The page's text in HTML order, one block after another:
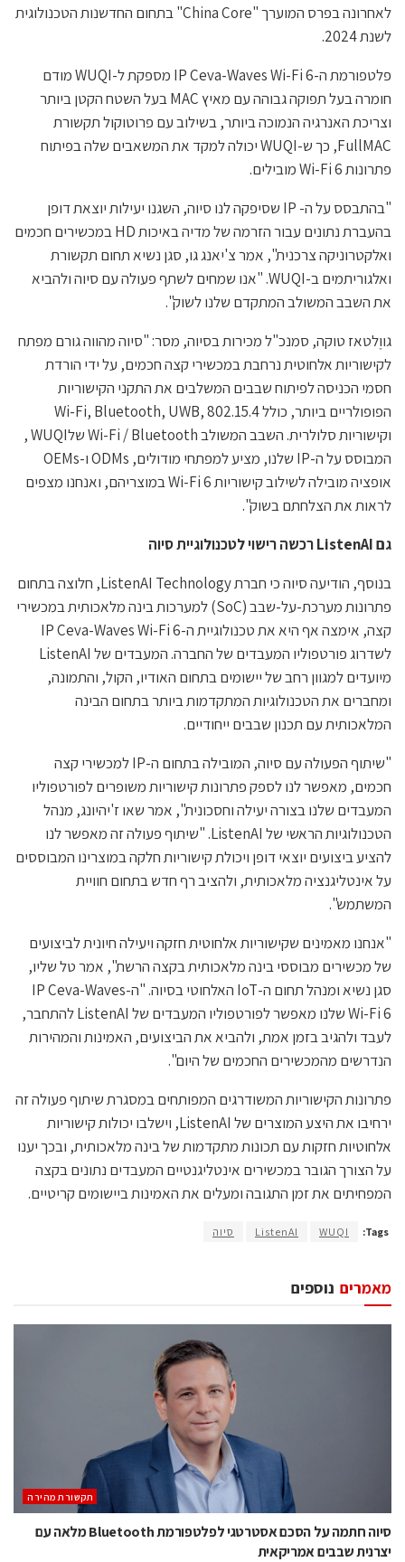
לאחרונה בפרס המוערך "China Core" בתחום החדשנות הטכנולוגית
לשנת 2024.
פלטפורמת ה-IP Ceva-Waves Wi-Fi 6 מספקת ל-WUQI מודם
חומרה בעל תפוקה גבוהה עם מאיץ MAC בעל השטח הקטן ביותר
וצריכת האנרגיה הנמוכה ביותר, בשילוב עם פרוטוקול תקשורת
FullMAC, כך ש-WUQI יכולה למקד את המשאבים שלה בפיתוח
פתרונות Wi-Fi 6 מובילים.
"בהתבסס על ה- IP שסיפקה לנו סיוה, השגנו יעילות יוצאת דופן
בהעברת נתונים עבור הזרמה של מדיה באיכות HD במכשירים חכמים
ואלקטרוניקה צרכנית", אמר צ'יאנג גו, סגן נשיא תחום תקשורת
ואלגוריתמים ב-WUQI. "אנו שמחים לשתף פעולה עם סיוה ולהביא
את השבב המשולב המתקדם שלנו לשוק".
גווֶלטאז טוקה, סמנכ"ל מכירות בסיוה, מסר: "סיוה מהווה גורם מפתח
לקישוריות אלחוטית נרחבת במכשירי קצה חכמים, על ידי הורדת
חסמי הכניסה לפיתוח שבבים המשלבים את התקני הקישוריות
הפופולריים ביותר, כולל Wi-Fi, Bluetooth, UWB, 802.15.4
וקישוריות סלולרית. השבב המשולב Wi-Fi / Bluetooth שלWUQI ,
המבוסס על ה-IP שלנו, מציע למפתחי מודולים, ODMs ו-OEMs
אופציה מובילה לשילוב קישוריות Wi-Fi 6 במוצריהם, ואנחנו מצפים
לראות את הצלחתם בשוק".
גםListenAIרכשה רישוי לטכנולוגיית סיוה
בנוסף, הודיעה סיוה כי חברת ListenAI Technology, חלוצה בתחום
פתרונות מערכת-על-שבב (SoC) למערכות בינה מלאכותית במכשירי
קצה, אימצה אף היא את טכנולוגיית ה-IP Ceva-Waves Wi-Fi 6
לשדרוג פורטפוליו המעבדים של החברה. המעבדים של ListenAI
מיועדים למגוון רחב של יישומים בתחום האודיו, הקול, והתמונה,
ומחברים את הטכנולוגיות המתקדמות ביותר בתחום הבינה
המלאכותית עם תכנון שבבים ייחודיים.
"שיתוף הפעולה עם סיוה, המובילה בתחום ה-IP למכשירי קצה
חכמים, מאפשר לנו לספק פתרונות קישוריות משופרים לפורטפוליו
המעבדים שלנו בצורה יעילה וחסכונית", אמר שאו ז'יהיונג, מנהל
הטכנולוגיות הראשי של ListenAI. "שיתוף פעולה זה מאפשר לנו
להציע ביצועים יוצאי דופן ויכולת קישוריות חלקה במוצרינו המבוססים
על אינטליגנציה מלאכותית, ולהציב רף חדש בתחום חוויית
המשתמש".
"אנחנו מאמינים שקישוריות אלחוטית חזקה ויעילה חיונית לביצועים
של מכשירים מבוססי בינה מלאכותית בקצה הרשת", אמר טל שליו,
סגן נשיא ומנהל תחום ה-IoT האלחוטי בסיוה. "ה-IP Ceva-Waves
Wi-Fi 6 שלנו מאפשר לפורטפוליו המעבדים של ListenAI להתחבר,
לעבד ולהגיב בזמן אמת, ולהביא את הביצועים, האמינות והמהירות
הנדרשים מהמכשירים החכמים של היום".
פתרונות הקישוריות המשודרגים המפותחים במסגרת שיתוף פעולה זה
ירחיבו את היצע המוצרים של ListenAI, וישלבו יכולות קישוריות
אלחוטיות חזקות עם תכונות מתקדמות של בינה מלאכותית, ובכך יענו
על הצורך הגובר במכשירים אינטליגנטיים המעבדים נתונים בקצה
המפחיתים את זמן התגובה ומעלים את האמינות ביישומים קריטיים.
Tags:
WUQI
ListenAI סיוה
נוספים מאמרים
תקשורת מהירה
סיוה חתמה על הסכם אסטרטגי לפלטפורמת Bluetooth מלאה עם
יצרנית שבבים אמריקאית